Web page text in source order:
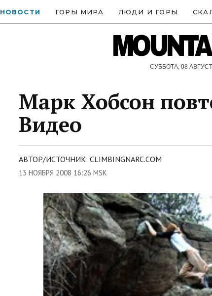
НОВОСТИ ГОРЫ МИРА ЛЮДИ И ГОРЫ
СУББОТА, 08
Марк Хобсон
Видео
АВТОР/ИСТОЧНИК: CLIMBINGNARC.COM
13 НОЯБРЯ 2008 16:26 MSK